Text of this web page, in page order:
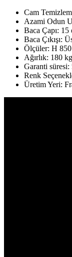
Cam
Azami Odun
Baca Çapı: 15
Baca Çıkışı:
Ölçüler: H
Ağırlık: 180 kg
Garanti süresi:
Renk
Üretim Yeri: